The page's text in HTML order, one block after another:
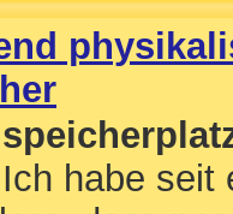
habe seit